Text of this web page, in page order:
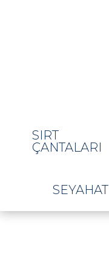
SIRT
ÇANTALARI
SEYAHAT